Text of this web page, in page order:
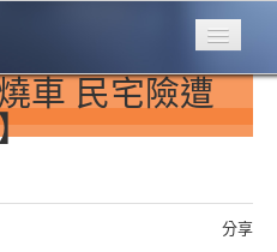
車 民宅險遭
分享